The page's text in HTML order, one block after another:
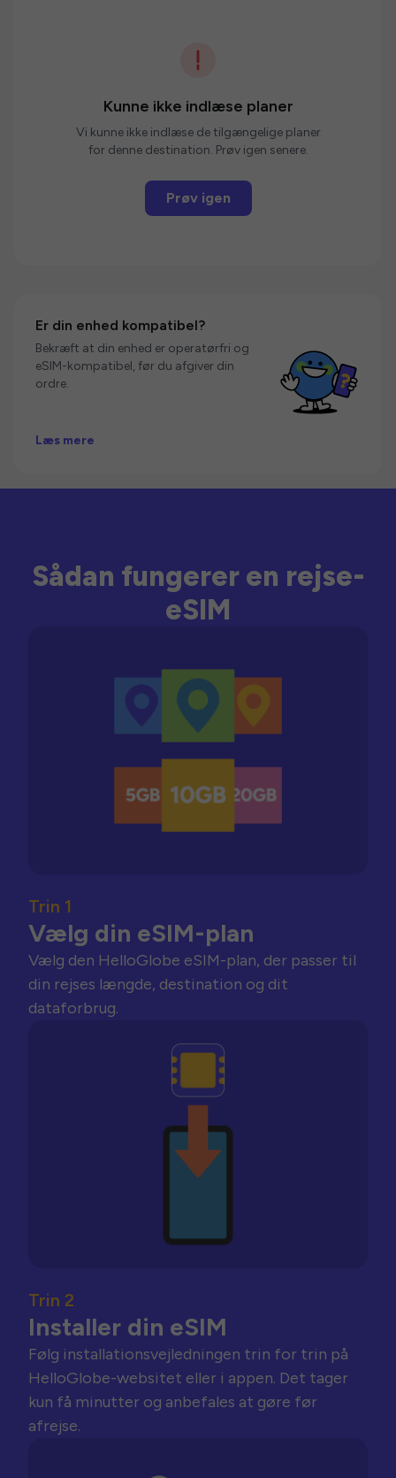
Kunne ikke indlæse planer
Vi kunne ikke indlæse de tilgængelige planer
for denne destination. Prøv igen senere.
Prøv igen
Er din enhed kompatibel?
Bekræft at din enhed er operatørfri og
eSIM-kompatibel, før du afgiver din
ordre.
Læs mere
Sådan fungerer en rejse-
eSIM
Trin 1
Vælg din eSIM-plan
Vælg den HelloGlobe eSIM-plan, der passer til
din rejses længde, destination og dit
dataforbrug.
Trin 2
Installer din eSIM
Følg installationsvejledningen trin for trin på
HelloGlobe-websitet eller i appen. Det tager
kun få minutter og anbefales at gøre før
afrejse.